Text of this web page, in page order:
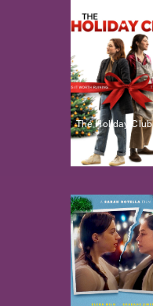
The Holiday Club